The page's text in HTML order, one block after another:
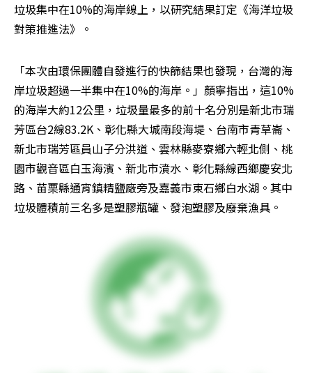
垃圾集中在10%的海岸線上，以研究結果訂定《海洋垃圾
對策推進法》。
「本次由環保團體自發進行的快篩結果也發現，台灣的海
岸垃圾超過一半集中在10%的海岸。」顏寧指出，這10%
的海岸大約12公里，垃圾量最多的前十名分別是新北市瑞
芳區台2線83.2K、彰化縣大城南段海堤、台南市青草崙、
新北市瑞芳區員山子分洪道、雲林縣麥寮鄉六輕北側、桃
園市觀音區白玉海濱、新北市濆水、彰化縣線西鄉慶安北
路、苗栗縣通宵鎮精鹽廠旁及嘉義市東石鄉白水湖。其中
垃圾體積前三名多是塑膠瓶罐、發泡塑膠及廢棄漁具。